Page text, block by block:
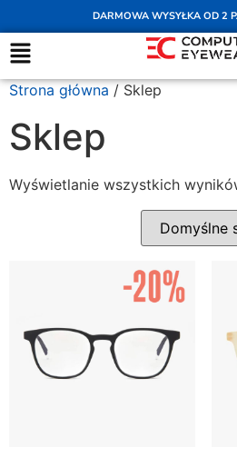
DARMOWA WYSYŁKA OD 2
Strona główna / Sklep
Sklep
Wyświetlanie wszystkich